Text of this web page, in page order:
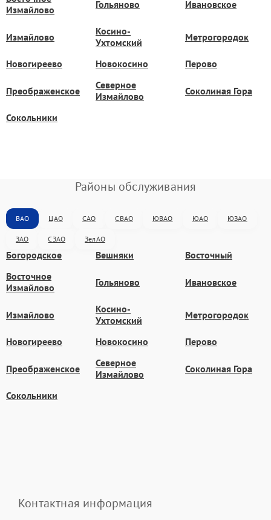
Измайлово
Гольяново Ивановское
Измайлово
Косино-
Ухтомский
Метрогородок
Новогиреево Новокосино Перово
Преображенское
Северное
Измайлово
Соколиная Гора
Сокольники
Районы обслуживания
ВАО ЦАО САО СВАО ЮВАО ЮАО ЮЗАО
ЗАО СЗАО ЗелАО
Богородское Вешняки
Восточный
Восточное
Измайлово
Гольяново Ивановское
Измайлово
Косино-
Ухтомский
Метрогородок
Новогиреево Новокосино Перово
Преображенское
Северное
Измайлово
Соколиная Гора
Сокольники
Контактная информация